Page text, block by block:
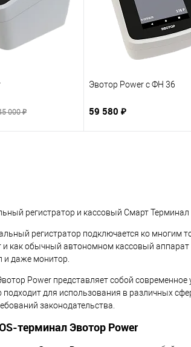
000 ₽
Эвотор Power с ФН 36
59 580 ₽
регистратор и кассовый Смарт
регистратор подключается ко многим
и как обычный автономном кассовый
и даже монитор.
Power представляет собой современное
для использования в различных
законодательства.
терминал Эвотор Power